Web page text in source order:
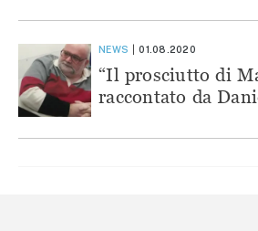
NEWS 01.08.2020
“Il prosciutto di
raccontato da